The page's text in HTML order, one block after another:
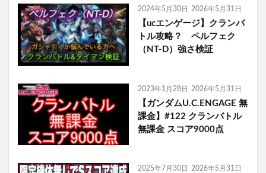
2024年5月30日 2026年5月31日
【ucエンゲージ】クランバ
トル攻略？ ペルフェク
（NT-D）強さ検証
2023年1月28日 2026年5月31日
【ガンダムU.C.ENGAGE 無
課金】#122 クランバトル
無課金 スコア9000点
2025年7月30日 2026年5月31日